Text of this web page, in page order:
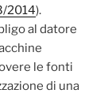
2014).
al datore
le fonti
di una